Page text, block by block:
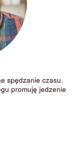
spędzanie czasu.
promuję jedzenie